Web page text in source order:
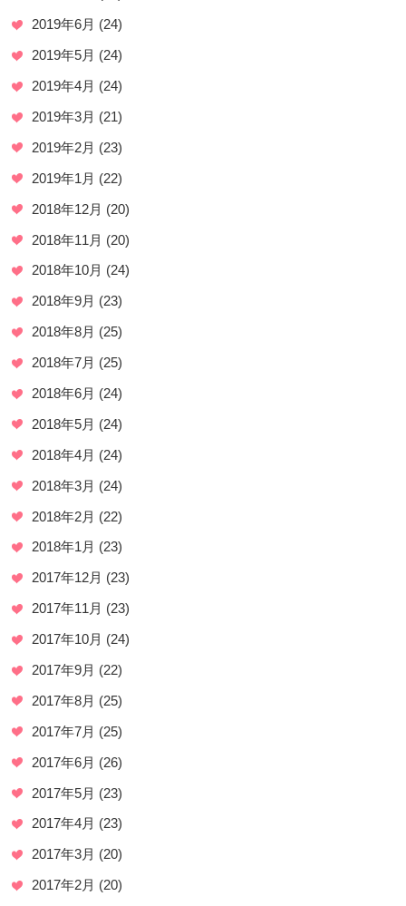
2019年6月 (24)
2019年5月 (24)
2019年4月 (24)
2019年3月 (21)
2019年2月 (23)
2019年1月 (22)
2018年12月 (20)
2018年11月 (20)
2018年10月 (24)
2018年9月 (23)
2018年8月 (25)
2018年7月 (25)
2018年6月 (24)
2018年5月 (24)
2018年4月 (24)
2018年3月 (24)
2018年2月 (22)
2018年1月 (23)
2017年12月 (23)
2017年11月 (23)
2017年10月 (24)
2017年9月 (22)
2017年8月 (25)
2017年7月 (25)
2017年6月 (26)
2017年5月 (23)
2017年4月 (23)
2017年3月 (20)
2017年2月 (20)